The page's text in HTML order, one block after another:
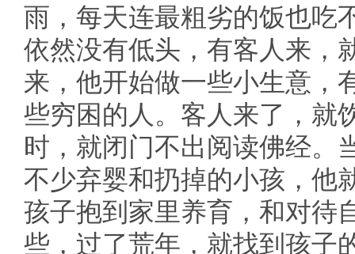
雨，每天连最粗劣的饭也吃
依然没有低头，有客人来，
来，他开始做一些小生意，
些穷困的人。客人来了，就
时，就闭门不出阅读佛经。
不少弃婴和扔掉的小孩，他
孩子抱到家里养育，和对待
些，过了荒年，就找到孩子